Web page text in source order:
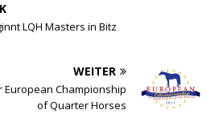
LQH Masters in Bitz
WEITER
Championship
of Quarter Horses